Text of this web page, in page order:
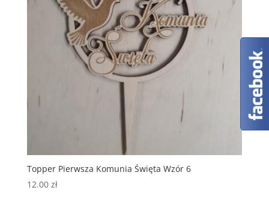
Topper Pierwsza Komunia Święta Wzór 6
12.00 zł